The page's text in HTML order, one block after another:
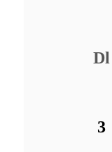
Dl
3